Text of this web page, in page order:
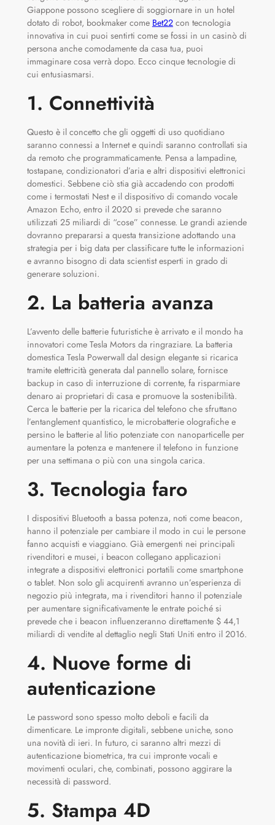
Giappone possono scegliere di soggiornare in un hotel
dotato di robot, bookmaker come Bet22con tecnologia
innovativa in cui puoi sentirti come se fossi in un casinò di
persona anche comodamente da casa tua, puoi
immaginare cosa verrà dopo. Ecco cinque tecnologie di
cui entusiasmarsi.
1. Connettività
Questo è il concetto che gli oggetti di uso quotidiano
saranno connessi a Internet e quindi saranno controllati sia
da remoto che programmaticamente. Pensa a lampadine,
tostapane, condizionatori d’aria e altri dispositivi elettronici
domestici. Sebbene ciò stia già accadendo con prodotti
come i termostati Nest e il dispositivo di comando vocale
Amazon Echo, entro il 2020 si prevede che saranno
utilizzati 25 miliardi di “cose” connesse. Le grandi aziende
dovranno prepararsi a questa transizione adottando una
strategia per i big data per classificare tutte le informazioni
e avranno bisogno di data scientist esperti in grado di
generare soluzioni.
2. La batteria avanza
L’avvento delle batterie futuristiche è arrivato e il mondo ha
innovatori come Tesla Motors da ringraziare. La batteria
domestica Tesla Powerwall dal design elegante si ricarica
tramite elettricità generata dal pannello solare, fornisce
backup in caso di interruzione di corrente, fa risparmiare
denaro ai proprietari di casa e promuove la sostenibilità.
Cerca le batterie per la ricarica del telefono che sfruttano
l’entanglement quantistico, le microbatterie olografiche e
persino le batterie al litio potenziate con nanoparticelle per
aumentare la potenza e mantenere il telefono in funzione
per una settimana o più con una singola carica.
3. Tecnologia faro
I dispositivi Bluetooth a bassa potenza, noti come beacon,
hanno il potenziale per cambiare il modo in cui le persone
fanno acquisti e viaggiano. Già emergenti nei principali
rivenditori e musei, i beacon collegano applicazioni
integrate a dispositivi elettronici portatili come smartphone
o tablet. Non solo gli acquirenti avranno un’esperienza di
negozio più integrata, ma i rivenditori hanno il potenziale
per aumentare significativamente le entrate poiché si
prevede che i beacon influenzeranno direttamente $ 44,1
miliardi di vendite al dettaglio negli Stati Uniti entro il 2016.
4. Nuove forme di
autenticazione
Le password sono spesso molto deboli e facili da
dimenticare. Le impronte digitali, sebbene uniche, sono
una novità di ieri. In futuro, ci saranno altri mezzi di
autenticazione biometrica, tra cui impronte vocali e
movimenti oculari, che, combinati, possono aggirare la
necessità di password.
5. Stampa 4D